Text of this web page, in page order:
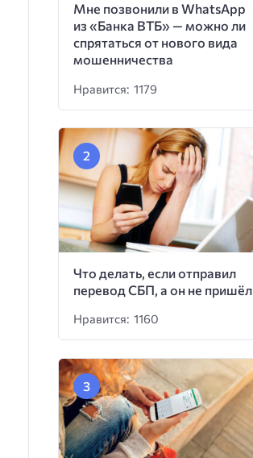
Мне позвонили в WhatsApp
из «Банка ВТБ» — можно ли
спрятаться от нового вида
мошенничества
Нравится: 1179
Что делать, если отправил
перевод СБП, а он не пришёл
Нравится: 1160